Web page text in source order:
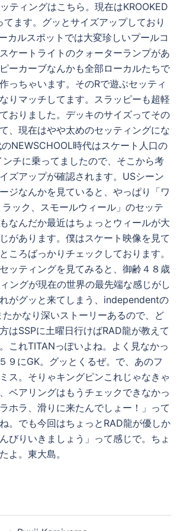
ティングはこちら。現在はKROOKED
ます。グッとサイズアップしており
カルスポットでは大変珍しいプールコ
ケートライトのクォーターランプがあ
ーカーブなんかも全部ローカルたちで
っちゃいます。そのRで遊ぶセッティ
りマッチしてます。スラッピーも超軽
おりました。デッキのサイズってその
、現在はやや太めのセッティングにな
NEWSCHOOL時代はスケート人口の
チに乗ってましたので、そこから考
ズアップが確認されます。USシーン
ジなんかを見ていると、やっぱり「ワ
ック、スモールウィール」のセッテ
なんだか最近はちょっとウィールが大
があります。僕はスケート映像を見て
ころばっかりチェックしております。
ッティングを見てみると、御齢４８歳
ングが現在の世界の最先端な感じがし
がグッと来てしまう、independentの
たかなり深いストーリーあるので、ど
はSSPに土曜日行けばRAD龍が教えて
これTITANっぽいよね。よく見なかっ
９にGK。グッとくるぜ。で、あのフ
ス。そりゃキングピンこれじゃなきゃ
ベアリングはもうチェックできなかっ
ホラ、滑りに来たんでしょー！」って
。でも今回はちょっとRAD龍が優しか
びりいきましょう」って感じで。ちょ
よ。東大島。